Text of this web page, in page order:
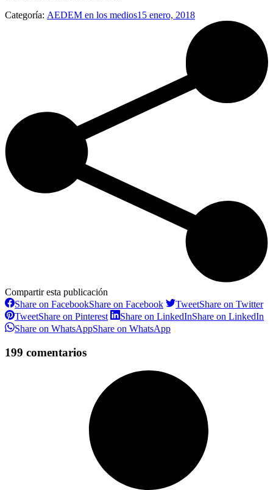
Categoría: AEDEM en los medios15 enero, 2018
Compartir esta publicación
Share on FacebookShare on Facebook TweetShare on Twitter
TweetShare on Pinterest Share on LinkedInShare on LinkedIn
Share on WhatsAppShare on WhatsApp
199 comentarios